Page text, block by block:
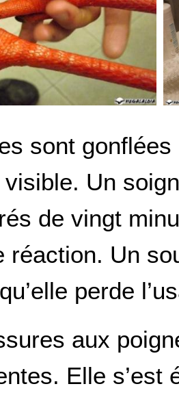
sont
Un
de vingt
réaction. Un
perde
aux
Elle s’est